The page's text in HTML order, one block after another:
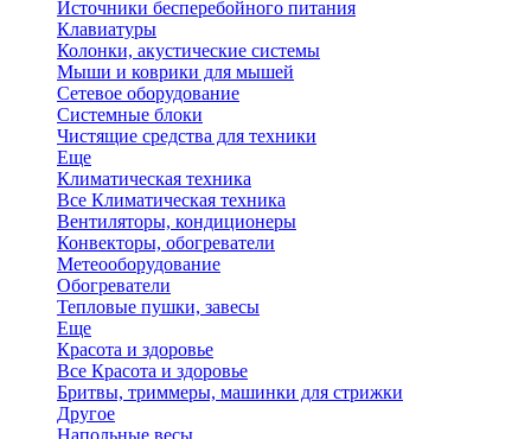
Источники бесперебойного питания
Клавиатуры
Колонки, акустические системы
Мыши и коврики для мышей
Сетевое оборудование
Системные блоки
Чистящие средства для техники
Еще
Климатическая техника
Все Климатическая техника
Вентиляторы, кондиционеры
Конвекторы, обогреватели
Метеооборудование
Обогреватели
Тепловые пушки, завесы
Еще
Красота и здоровье
Все Красота и здоровье
Бритвы, триммеры, машинки для стрижки
Другое
Напольные весы